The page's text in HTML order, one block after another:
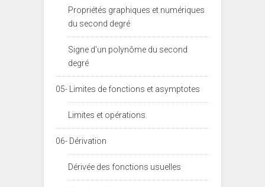
Propriétés graphiques et numériques
du second degré
Signe d'un polynôme du second
degré
05- Limites de fonctions et asymptotes
Limites et opérations.
06- Dérivation
Dérivée des fonctions usuelles